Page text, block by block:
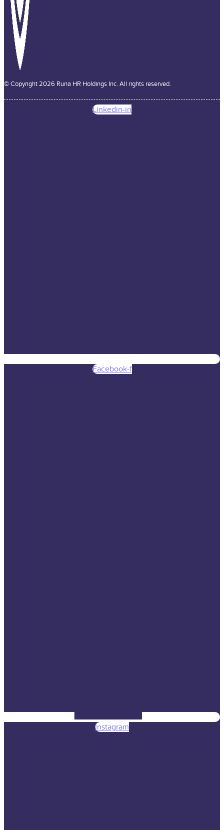
© Copyright 2026 Runa HR Holdings Inc. All rights reserved.
Linkedin-in
Facebook-f
Instagram